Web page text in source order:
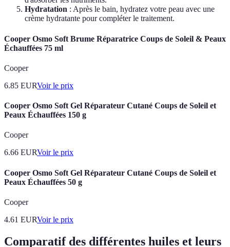
Hydratation : Après le bain, hydratez votre peau avec une
crème hydratante pour compléter le traitement.
Cooper Osmo Soft Brume Réparatrice Coups de Soleil & Peaux
Échauffées 75 ml
Cooper
6.85 EURVoir le prix
Cooper Osmo Soft Gel Réparateur Cutané Coups de Soleil et
Peaux Échauffées 150 g
Cooper
6.66 EURVoir le prix
Cooper Osmo Soft Gel Réparateur Cutané Coups de Soleil et
Peaux Échauffées 50 g
Cooper
4.61 EURVoir le prix
Comparatif des différentes huiles et leurs